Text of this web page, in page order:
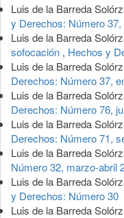
Luis de la Barreda
y Derechos: Número
Luis de la Barreda
sofocación , Hechos y
Luis de la Barreda
Derechos: Número 37,
Luis de la Barreda
Derechos: Número 76,
Luis de la Barreda
Derechos: Número 71,
Luis de la Barreda
Número 32, marzo-abril
Luis de la Barreda
y Derechos: Número 30
Luis de la Barreda